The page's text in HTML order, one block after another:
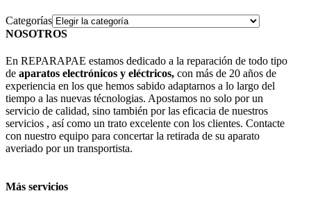
Categorías
NOSOTROS
En REPARAPAE estamos dedicado a la reparación de todo tipo
de aparatos electrónicos y eléctricos, con más de 20 años de
experiencia en los que hemos sabido adaptarnos a lo largo del
tiempo a las nuevas técnologias. Apostamos no solo por un
servicio de calidad, sino también por las eficacia de nuestros
servicios , así como un trato excelente con los clientes. Contacte
con nuestro equipo para concertar la retirada de su aparato
averiado por un transportista.
Más servicios